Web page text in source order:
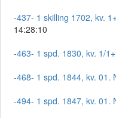
-437- 1 skilling 1702, kv.
14:28:10
-463- 1 spd. 1830, kv. 1/
-468- 1 spd. 1844, kv. 01.
-494- 1 spd. 1847, kv. 01.